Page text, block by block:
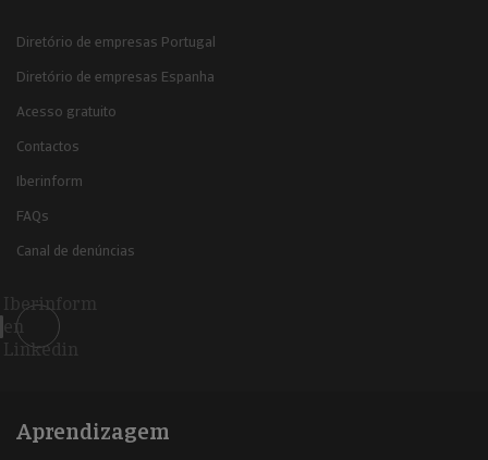
Diretório de empresas Portugal
Diretório de empresas Espanha
Acesso gratuito
Contactos
Iberinform
FAQs
Canal de denúncias
Iberinform
en
Linkedin
Aprendizagem